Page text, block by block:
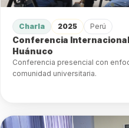
Charla 2025 Perú
Conferencia
Huánuco
Conferencia presencial con
comunidad universitaria.